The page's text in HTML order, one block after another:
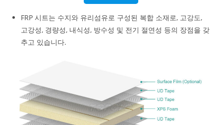
FRP 시트는 수지와 유리섬유로 구성된 복합 소재로, 고강도,
고강성, 경량성, 내식성, 방수성 및 전기 절연성 등의 장점을 갖
추고 있습니다.